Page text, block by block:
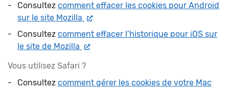
Consultezcomment effacer les cookies pour Android
sur le site Mozilla Nouvelle fenêtre
Consultezcomment effacer l’historique pour iOS sur
le site de Mozilla Nouvelle fenêtre
Vous utilisez Safari ?
Consultezcomment gérer les cookies de votre Mac